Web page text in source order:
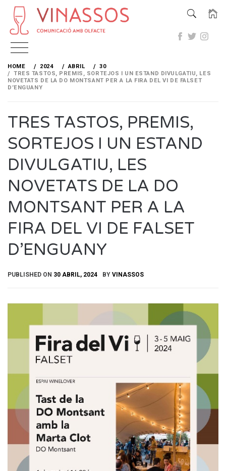
Skip
content
HOME 2024 ABRIL
30
TRES TASTOS, PREMIS, SORTEJOS I UN ESTAND DIVULGATIU, LES
NOVETATS DE LA DO MONTSANT PER A LA FIRA DEL VI DE FALSET
D’ENGUANY
TRES TASTOS, PREMIS,
SORTEJOS I UN ESTAND
DIVULGATIU, LES
NOVETATS DE LA DO
MONTSANT PER A LA
FIRA DEL VI DE FALSET
D’ENGUANY
PUBLISHED ON 30 ABRIL, 2024 BY VINASSOS